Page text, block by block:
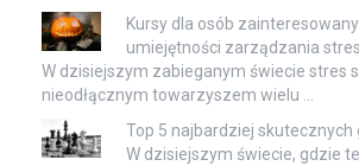
Kursy dla osób
umiejętności zarządzania
W dzisiejszym zabieganym świecie stres
nieodłącznym towarzyszem wielu …
Top 5 najbardziej skutecznych
W dzisiejszym świecie, gdzie